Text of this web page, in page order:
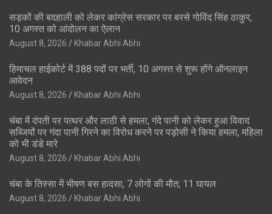
सड़कों की बदहाली को लेकर कांग्रेस सरकार पर बरसे गोविंद सिंह ठाकुर,
10 अगस्त को आंदोलन का ऐलान
August 8, 2026 Khabar Abhi Abhi
हिमाचल हाईकोर्ट में 388 पदों पर भर्ती, 10 अगस्त से शुरू होंगे ऑनलाइन
आवेदन
August 8, 2026 Khabar Abhi Abhi
चंबा में दंपती पर पत्थर और लाठी से हमला, गंदे पानी को लेकर हुआ विवाद
सब्जियों पर गंदा पानी गिरने का विरोध करने पर पड़ोसी ने किया हमला, महिला
को भी डंडे मारे
August 8, 2026 Khabar Abhi Abhi
चंबा के तिस्सा में भीषण बस हादसा, 7 लोगों की मौत; 11 घायल
August 8, 2026 Khabar Abhi Abhi